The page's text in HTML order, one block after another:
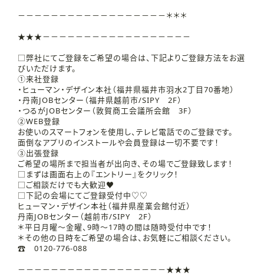
－－－－－－－－－－－－－－－－－－＊＊＊
★★★－－－－－－－－－－－－－－－－－－
□弊社にてご登録をご希望の場合は、下記よりご登録方法をお選
びいただけます。
①来社登録
・ヒューマン・デザイン本社（福井県福井市羽水2丁目70番地）
・丹南JOBセンター（福井県越前市/SIPY 2F）
・つるがJOBセンター（敦賀商工会議所会館 3F）
②WEB登録
お使いのスマートフォンを使用し、テレビ電話でのご登録です。
面倒なアプリのインストールや会員登録は一切不要です！
③出張登録
ご希望の場所まで担当者が出向き、その場でご登録致します！
□まずは画面右上の『エントリー』をクリック！
□ご相談だけでも大歓迎♥
□下記の会場にてご登録受付中♡♡
ヒューマン・デザイン本社（福井県産業会館付近）
丹南JOBセンター（越前市/SIPY 2F）
＊平日月曜～金曜、9時～17時の間は随時受付中です！
＊その他の日時をご希望の場合は、お気軽にご相談ください。
☎ 0120-776-088
－－－－－－－－－－－－－－－－－－★★★